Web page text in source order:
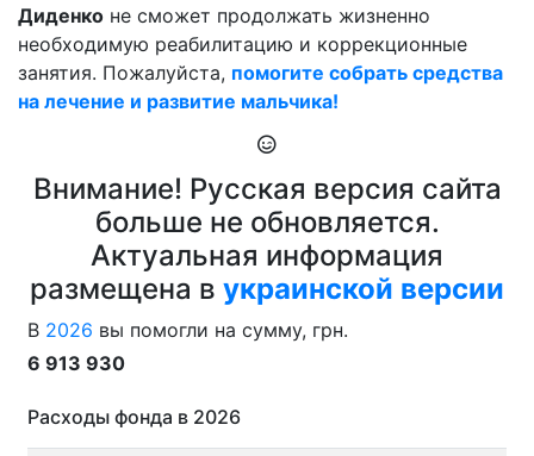
Диденко не сможет продолжать жизненно
необходимую реабилитацию и коррекционные
занятия. Пожалуйста, помогите собрать средства
на лечение и развитие мальчика!
Внимание! Русская версия сайта
больше не обновляется.
Актуальная информация
размещена в украинской версии
В 2026 вы помогли на сумму, грн.
6 913 930
Расходы фонда в 2026